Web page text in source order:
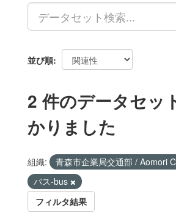
並び順
2 件のデータセッ
かりました
組織: 青森市企業局交通部 / Aomori
バス-bus
フィルタ結果